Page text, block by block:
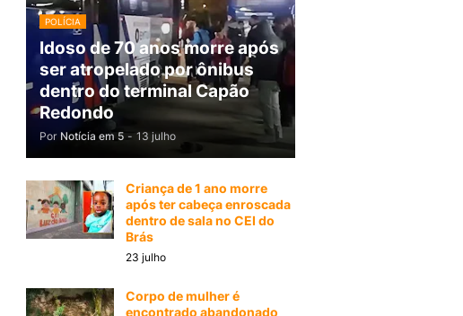
POLÍCIA
Idoso de 70 anos morre após
ser atropelado por ônibus
dentro do terminal Capão
Redondo
Por Notícia em 5 - 13 julho
Criança de 1 ano morre
após ter cabeça enroscada
dentro de sala no CEI do
Brás
23 julho
Corpo de mulher é
encontrado abandonado